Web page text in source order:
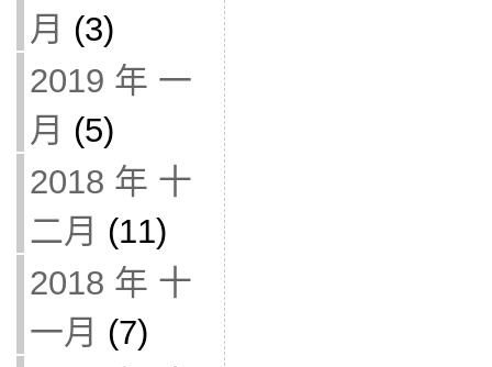
月 (3)
2019 年 一
月 (5)
2018 年 十
二月 (11)
2018 年 十
一月 (7)